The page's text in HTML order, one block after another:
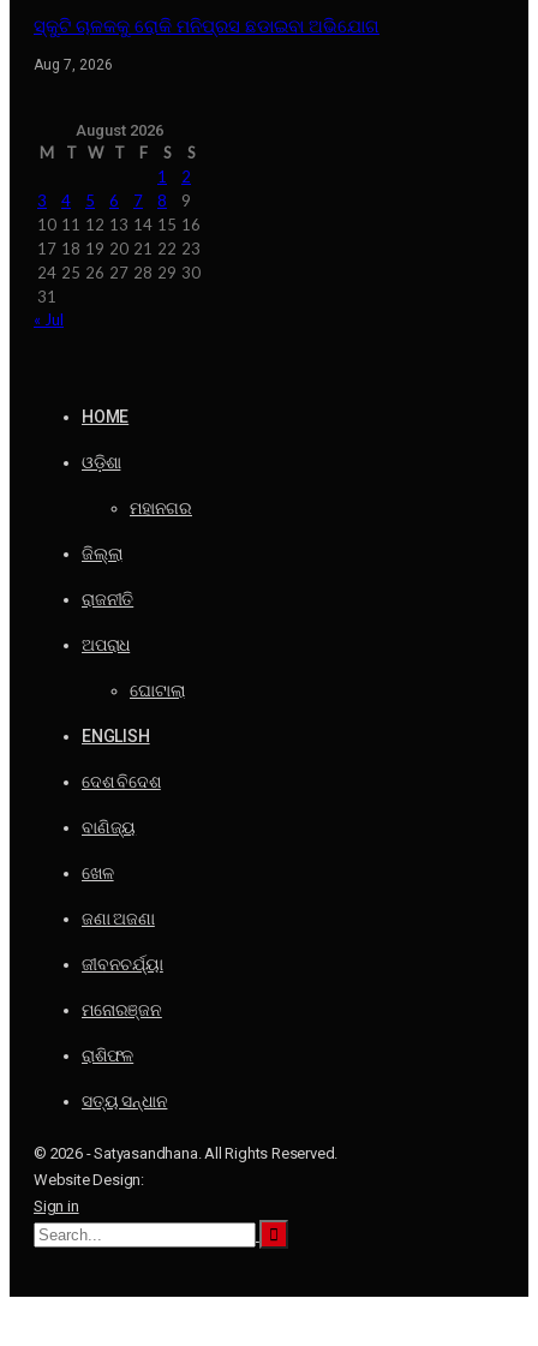
ସ୍କୁଟି ଚାଳକକୁ ରୋକି ମନିପ୍ରସ ଛଡାଇବା ଅଭିଯୋଗ
Aug 7, 2026
August 2026
M T W T F S
S
1
2
3
4 5 6 7 8
9
10 11 12 13 14 15 16
17 18 19 20 21 22 23
24 25 26 27 28 29 30
31
« Jul
HOME
ଓଡ଼ିଶା
ମହାନଗର
ଜିଲ୍ଲା
ରାଜନୀତି
ଅପରାଧ
ଘୋଟାଲା
ENGLISH
ଦେଶ ବିଦେଶ
ବାଣିଜ୍ୟ
ଖେଳ
ଜଣା ଅଜଣା
ଜୀବନଚର୍ଯ୍ୟା
ମନୋରଞ୍ଜନ
ରାଶିଫଳ
ସତ୍ୟ ସନ୍ଧାନ
© 2026 - Satyasandhana. All Rights Reserved.
Website Design:
Sign in